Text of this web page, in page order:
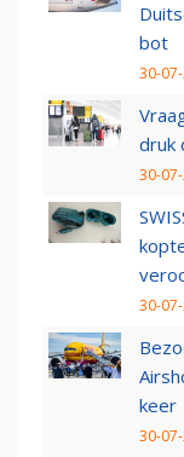
bot
30-
druk
30-
30-
keer
30-